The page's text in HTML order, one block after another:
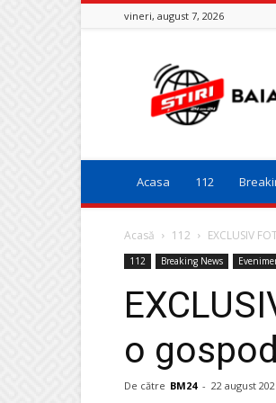
vineri, august 7, 2026
Baia
Mare
24
Acasa 112
Acasă 112 EXCLUSIV
112 Breaking News
o
De către BM24 - 22 august